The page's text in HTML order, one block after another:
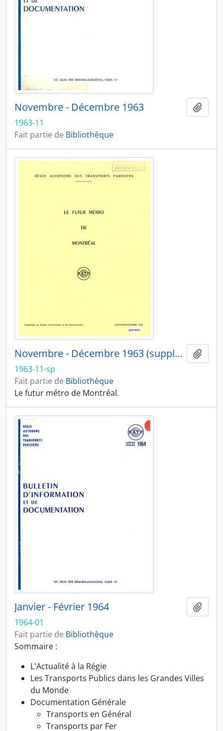
Novembre - Décembre 1963
1963-11
Fait partie de Bibliothèque
Novembre - Décembre 1963 (supplément)
1963-11-sp
Fait partie de Bibliothèque
Le futur métro de Montréal.
Janvier - Février 1964
1964-01
Fait partie de Bibliothèque
Sommaire :
L'Actualité à la Régie
Les Transports Publics dans les Grandes Villes
du Monde
Documentation Générale
Transports en Général
Transports par Fer